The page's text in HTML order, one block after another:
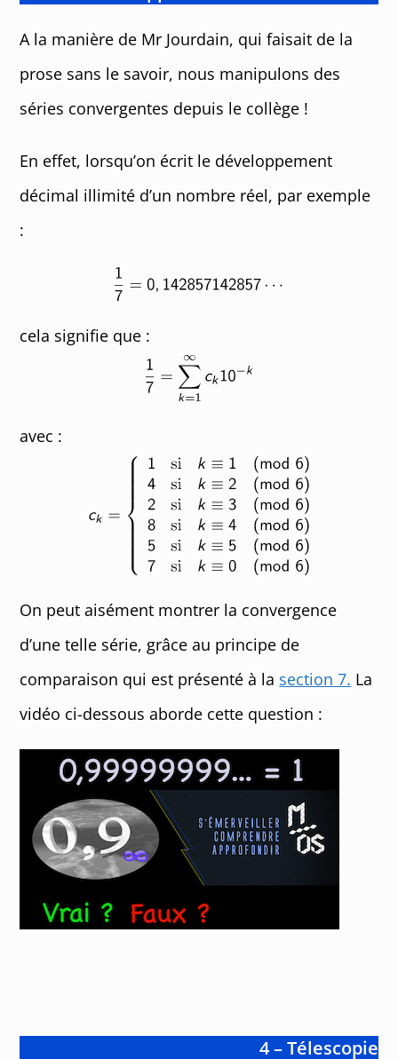
A la manière de Mr Jourdain, qui faisait de la
prose sans le savoir, nous manipulons des
séries convergentes depuis le collège !
En effet, lorsqu’on écrit le développement
décimal illimité d’un nombre réel, par exemple
:
cela signifie que :
avec :
On peut aisément montrer la convergence
d’une telle série, grâce au principe de
comparaison qui est présenté à la section 7. La
vidéo ci-dessous aborde cette question :
4 – Télescopie